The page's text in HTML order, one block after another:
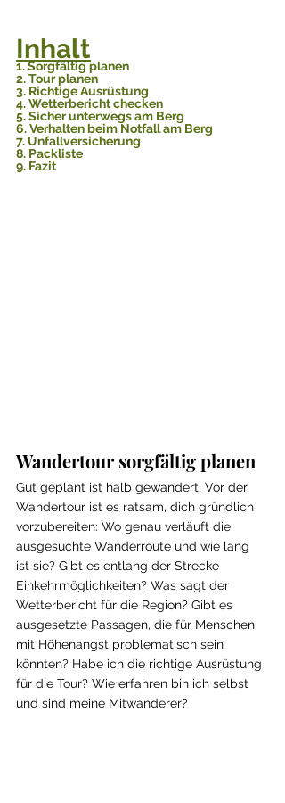
Inhalt
1. Sorgfältig planen
2. Tour planen
3. Richtige Ausrüstung
4. Wetterbericht checken
5. Sicher unterwegs am Berg
6. Verhalten beim Notfall am Berg
7. Unfallversicherung
8. Packliste
9. Fazit
Wandertour sorgfältig planen
Gut geplant ist halb gewandert. Vor der
Wandertour ist es ratsam, dich gründlich
vorzubereiten: Wo genau verläuft die
ausgesuchte Wanderroute und wie lang
ist sie? Gibt es entlang der Strecke
Einkehrmöglichkeiten? Was sagt der
Wetterbericht für die Region? Gibt es
ausgesetzte Passagen, die für Menschen
mit Höhenangst problematisch sein
könnten? Habe ich die richtige Ausrüstung
für die Tour? Wie erfahren bin ich selbst
und sind meine Mitwanderer?